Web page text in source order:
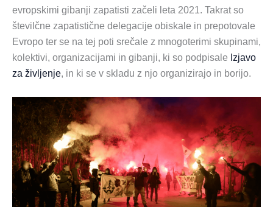
evropskimi gibanji zapatisti začeli leta 2021. Takrat so
številčne zapatistične delegacije obiskale in prepotovale
Evropo ter se na tej poti srečale z mnogoterimi skupinami,
kolektivi, organizacijami in gibanji, ki so podpisale Izjavo
za življenje, in ki se v skladu z njo organizirajo in borijo.